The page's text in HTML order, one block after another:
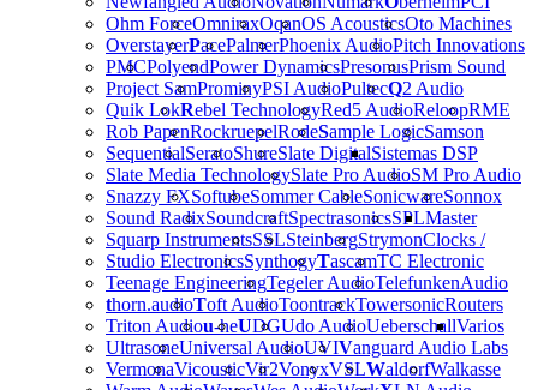
Ohm ForceOmniraxOqanOS AcousticsOto Machines
OverstayerPacePalmerPhoenix AudioPitch Innovations
PMCPolyendPower DynamicsPresonusPrism Sound
Project SamProminyPSI AudioPultecQ2 Audio
Quik LokRebel TechnologyRed5 AudioReloopRME
Rob PapenRockruepelRodeSample LogicSamson
SequentialSeratoShureSlate Digital
Slate Media TechnologySlate Pro AudioSM Pro Audio
Snazzy FXSoftubeSommer CableSonicwareSonnox
Sound RadixSoundcraftSpectrasonicsSPL
Squarp InstrumentsSSLSteinbergStrymon
Studio ElectronicsSynthogyTascamTC Electronic
Teenage EngineeringTegeler AudioTelefunken
thorn.audioToft AudioToontrackTowersonic
Triton Audiou-heUDGUdo AudioUeberschall
UltrasoneUniversal AudioUVIVanguard Audio Labs
VermonaVicousticVir2VonyxVSLWaldorfWalkasse
Sistemas DSP
Master
Clocks /
Audio
Routers
Varios